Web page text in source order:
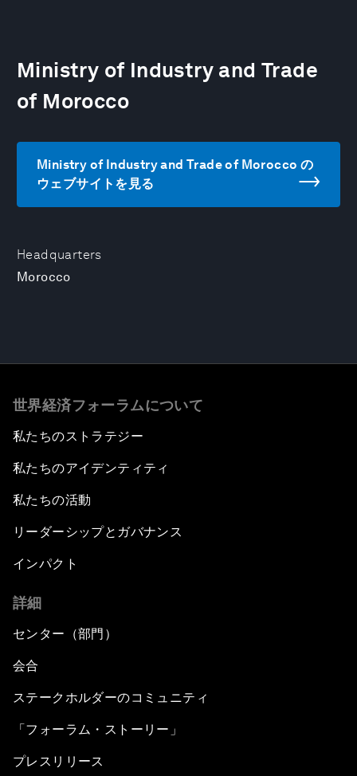
Headquarters
Morocco
Ministry of Industry and Trade
of Morocco
Ministry of Industry and Trade of Morocco の
ウェブサイトを見る
世界経済フォーラムについて
私たちのストラテジー
私たちのアイデンティティ
私たちの活動
リーダーシップとガバナンス
インパクト
詳細
センター（部門）
会合
ステークホルダーのコミュニティ
「フォーラム・ストーリー」
プレスリリース